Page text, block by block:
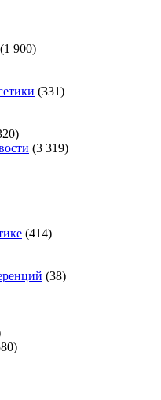
(1 900)
(331)
(3 319)
(414)
(38)